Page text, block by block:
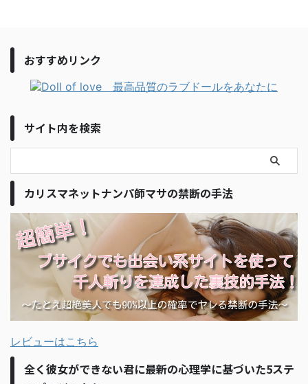
おすすめリンク
サイト内を検索
カリスマネットナンパ師マサの禁断の手法
レビューはこちら
全く彼女ができない君に最新の心理学に基づいた5ステ